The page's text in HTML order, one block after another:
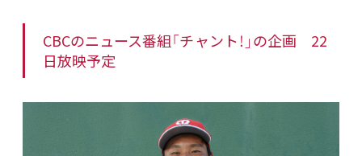
CBCのニュース番組「チャント！」の企画 22
日放映予定